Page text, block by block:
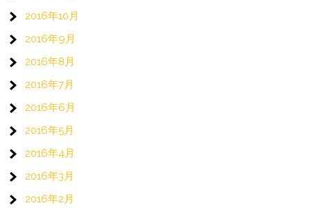
2016年10月
2016年9月
2016年8月
2016年7月
2016年6月
2016年5月
2016年4月
2016年3月
2016年2月